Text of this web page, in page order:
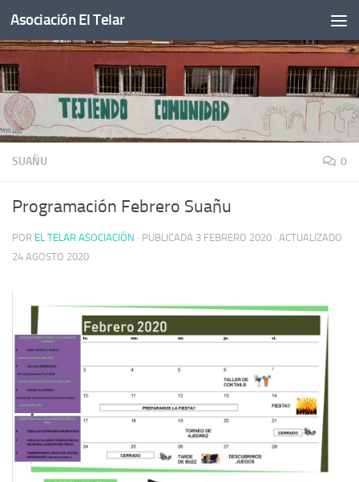
Saltar al contenido
Asociación El Telar
SUAÑU 0
Programación Febrero Suañu
POR EL TELAR ASOCIACIÓN · PUBLICADA 3 FEBRERO 2020 · ACTUALIZADO
24 AGOSTO 2020